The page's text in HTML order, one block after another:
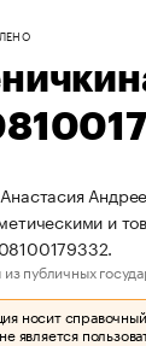
и
публичных
носит
является